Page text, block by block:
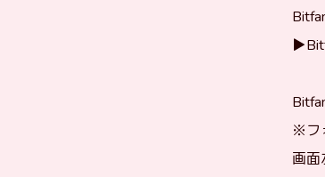
※フ
画